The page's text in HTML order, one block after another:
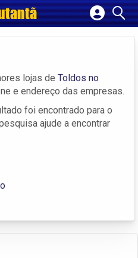
empresa
login
conta
lojas de Toldos no
e endereço das empresas.
foi encontrado para o
ajude a encontrar